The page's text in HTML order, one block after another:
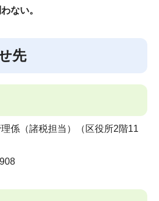
ない。
先
係（諸税担当）（区役所2階11